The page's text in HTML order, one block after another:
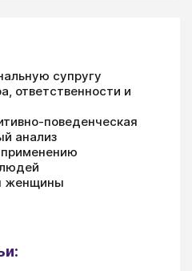
супругу
ответственности и
поведенческая
анализ
женщины